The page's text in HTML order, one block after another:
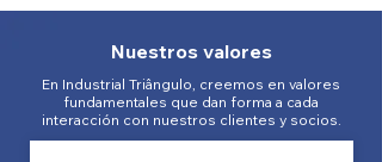
Nuestros valores
En Industrial Triângulo, creemos en valores
fundamentales que dan forma a cada
interacción con nuestros clientes y socios.